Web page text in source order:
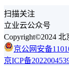
扫描关注
立业云公众号
Copyright©2024
京公网安备
京ICP备